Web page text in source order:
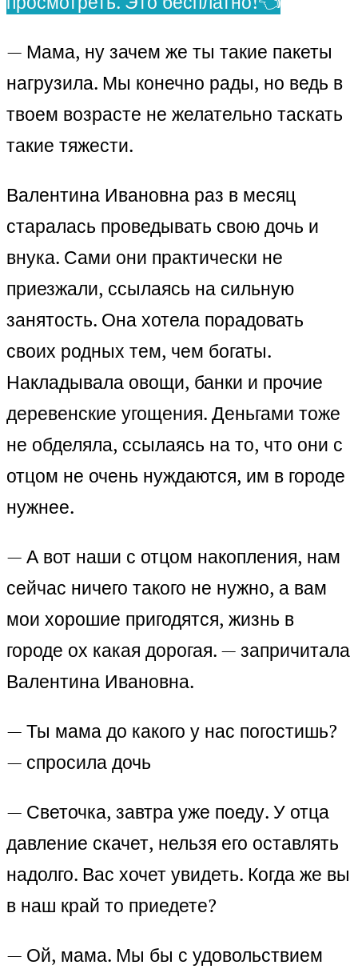
— Мама, ну зачем же ты такие пакеты
нагрузила. Мы конечно рады, но ведь в
твоем возрасте не желательно таскать
такие тяжести.
Валентина Ивановна раз в месяц
старалась проведывать свою дочь и
внука. Сами они практически не
приезжали, ссылаясь на сильную
занятость. Она хотела порадовать
своих родных тем, чем богаты.
Накладывала овощи, банки и прочие
деревенские угощения. Деньгами тоже
не обделяла, ссылаясь на то, что они с
отцом не очень нуждаются, им в городе
нужнее.
— А вот наши с отцом накопления, нам
сейчас ничего такого не нужно, а вам
мои хорошие пригодятся, жизнь в
городе ох какая дорогая. — запричитала
Валентина Ивановна.
— Ты мама до какого у нас погостишь?
— спросила дочь
— Светочка, завтра уже поеду. У отца
давление скачет, нельзя его оставлять
надолго. Вас хочет увидеть. Когда же вы
в наш край то приедете?
— Ой, мама. Мы бы с удовольствием